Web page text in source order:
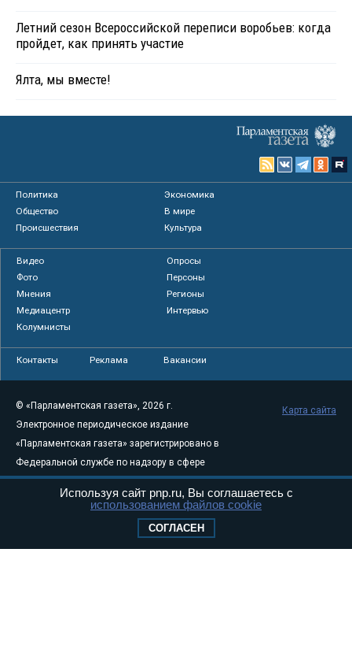
Летний сезон Всероссийской переписи воробьев: когда
пройдет, как принять участие
Ялта, мы вместе!
Политика
Экономика
Общество
В мире
Происшествия
Культура
Видео
Опросы
Фото
Персоны
Мнения
Регионы
Медиацентр
Интервью
Колумнисты
Контакты Реклама Вакансии
© «Парламентская газета», 2026 г.
Электронное периодическое издание
«Парламентская газета» зарегистрировано в
Федеральной службе по надзору в сфере
связи, информационных технологий и
массовых коммуникаций (Роскомнадзор) 05
Свидетельство о регистрации Эл № ФС77-
Карта сайта
Используя сайт pnp.ru, Вы соглашаетесь с
использованием файлов cookie
СОГЛАСЕН